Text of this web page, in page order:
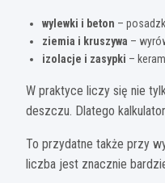
wylewki i beton –
ziemia i kruszywa –
izolacje i zasypki –
W praktyce liczy się nie
deszczu. Dlatego
To przydatne także przy
liczba jest znacznie